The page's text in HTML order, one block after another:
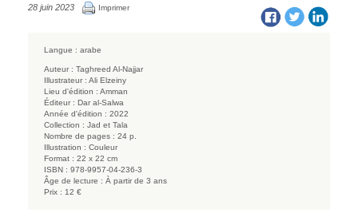
28 juin 2023 Imprimer
Langue : arabe
Auteur : Taghreed Al-Najjar
Illustrateur : Ali Elzeiny
Lieu d'édition : Amman
Éditeur : Dar al-Salwa
Année d'édition : 2022
Collection : Jad et Tala
Nombre de pages : 24 p.
Illustration : Couleur
Format : 22 x 22 cm
ISBN : 978-9957-04-236-3
Âge de lecture : À partir de 3 ans
Prix : 12 €